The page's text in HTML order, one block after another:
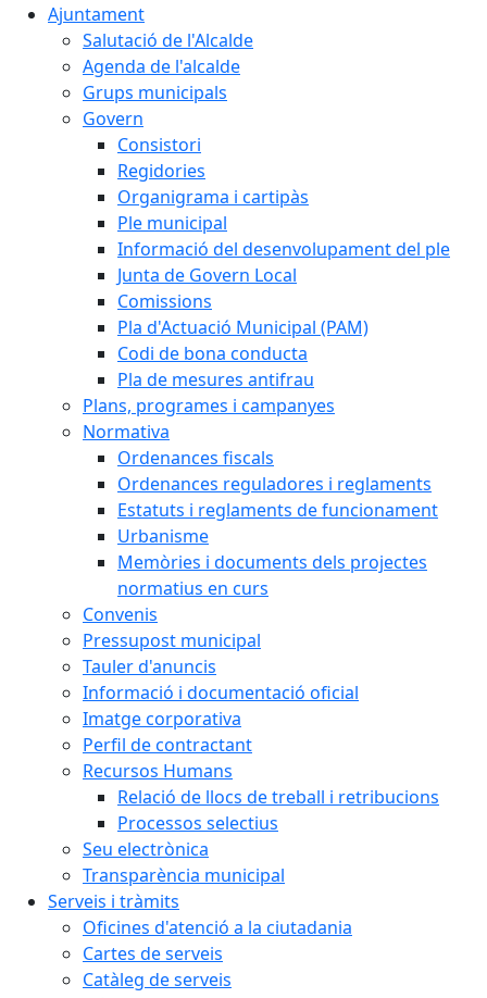
Ajuntament
Salutació de l'Alcalde
Agenda de l'alcalde
Grups municipals
Govern
Consistori
Regidories
Organigrama i cartipàs
Ple municipal
Informació del desenvolupament del ple
Junta de Govern Local
Comissions
Pla d'Actuació Municipal (PAM)
Codi de bona conducta
Pla de mesures antifrau
Plans, programes i campanyes
Normativa
Ordenances fiscals
Ordenances reguladores i reglaments
Estatuts i reglaments de funcionament
Urbanisme
Memòries i documents dels projectes
normatius en curs
Convenis
Pressupost municipal
Tauler d'anuncis
Informació i documentació oficial
Imatge corporativa
Perfil de contractant
Recursos Humans
Relació de llocs de treball i retribucions
Processos selectius
Seu electrònica
Transparència municipal
Serveis i tràmits
Oficines d'atenció a la ciutadania
Cartes de serveis
Catàleg de serveis